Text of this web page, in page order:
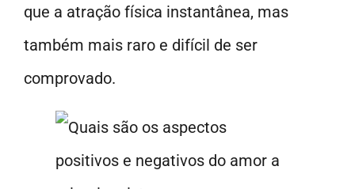
que a atração física instantânea, mas
também mais raro e difícil de ser
comprovado.